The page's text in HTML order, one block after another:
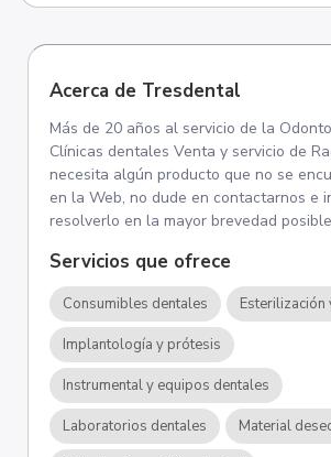
Acerca de Tresdental
Más de 20 años al servicio de la
Clínicas dentales Venta y servicio de
necesita algún producto que no se
en la Web, no dude en contactarnos e
resolverlo en la mayor brevedad
Servicios que ofrece
Consumibles dentales Esterilización
Implantología y prótesis
Instrumental y equipos dentales
Laboratorios dentales Material